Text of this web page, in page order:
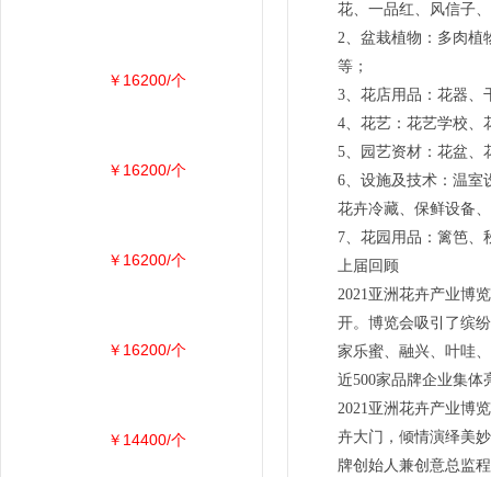
花、一品红、风信子
2、盆栽植物：多肉植
等；
3、花店用品：花器、
4、花艺：花艺学校、
5、园艺资材：花盆、
6、设施及技术：温室
花卉冷藏、保鲜设备
7、花园用品：篱笆、
上届回顾
2021亚洲花卉产业博
开。博览会吸引了缤
家乐蜜、融兴、叶哇
近500家品牌企业集体
2021亚洲花卉产业博
卉大门，倾情演绎美
牌创始人兼创意总监
￥16200/个
￥16200/个
￥16200/个
￥16200/个
￥14400/个